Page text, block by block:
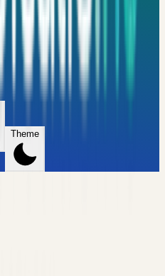
Theme